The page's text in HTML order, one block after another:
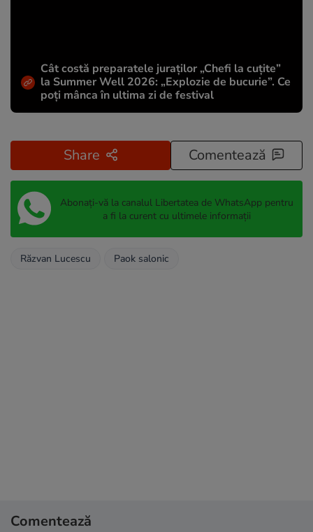
Cât costă preparatele juraților „Chefi la cuțite”
la Summer Well 2026: „Explozie de bucurie”. Ce
poți mânca în ultima zi de festival
Share Comentează
Abonați-vă la canalul Libertatea de WhatsApp pentru
a fi la curent cu ultimele informații
Răzvan Lucescu Paok salonic
Comentează